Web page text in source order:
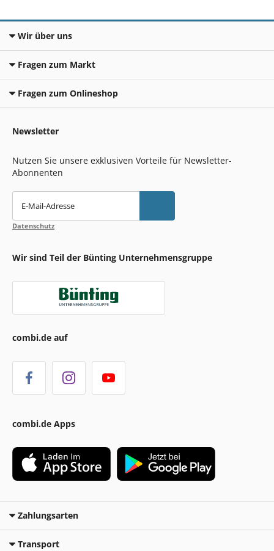
Wir über uns
Fragen zum Markt
Fragen zum Onlineshop
Newsletter
Nutzen Sie unsere exklusiven Vorteile für Newsletter-
Abonnenten
E-Mail-Adresse
Datenschutz
Wir sind Teil der Bünting Unternehmensgruppe
combi.de auf
combi.de Apps
Zahlungsarten
Transport